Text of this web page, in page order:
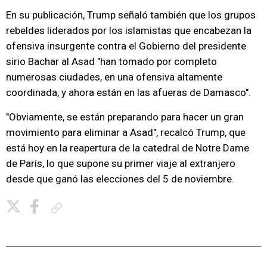
En su publicación, Trump señaló también que los grupos
rebeldes liderados por los islamistas que encabezan la
ofensiva insurgente contra el Gobierno del presidente
sirio Bachar al Asad "han tomado por completo
numerosas ciudades, en una ofensiva altamente
coordinada, y ahora están en las afueras de Damasco".
"Obviamente, se están preparando para hacer un gran
movimiento para eliminar a Asad", recalcó Trump, que
está hoy en la reapertura de la catedral de Notre Dame
de París, lo que supone su primer viaje al extranjero
desde que ganó las elecciones del 5 de noviembre.